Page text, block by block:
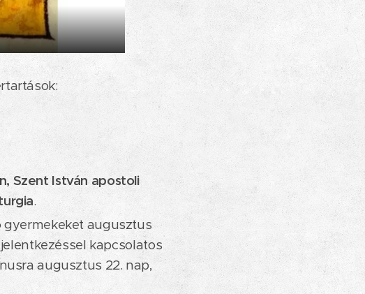
Szent István apostoli
.
gyermekeket augusztus
kapcsolatos
augusztus 22. nap,